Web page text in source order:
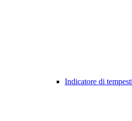
Indicatore di